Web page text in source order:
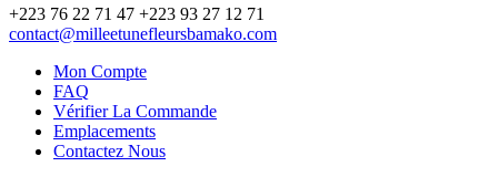
+223 76 22 71 47 +223 93 27 12 71
contact@milleetunefleursbamako.com
Mon Compte
FAQ
Vérifier La Commande
Emplacements
Contactez Nous